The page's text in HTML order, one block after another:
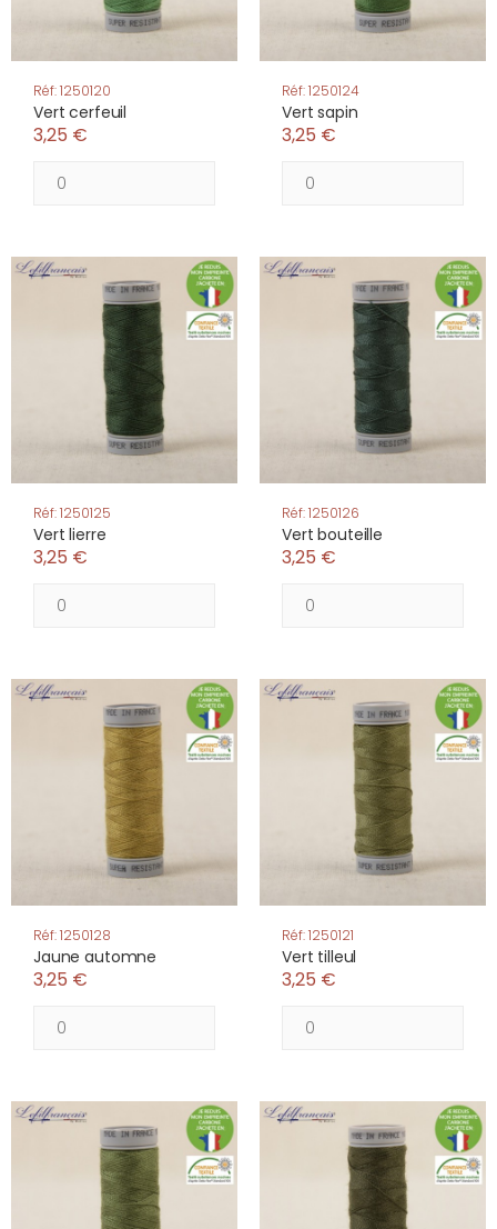
Réf: 1250120
Vert cerfeuil
3,25 €
Réf: 1250124
Vert sapin
3,25 €
Réf: 1250125
Vert lierre
3,25 €
Réf: 1250126
Vert bouteille
3,25 €
Réf: 1250128
Jaune automne
3,25 €
Réf: 1250121
Vert tilleul
3,25 €